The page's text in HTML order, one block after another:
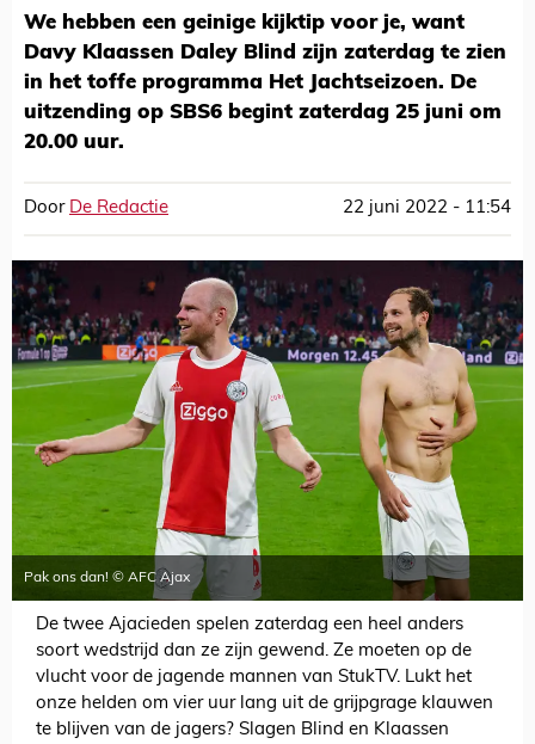
We hebben een geinige kijktip voor je, want
Davy Klaassen Daley Blind zijn zaterdag te zien
in het toffe programma Het Jachtseizoen. De
uitzending op SBS6 begint zaterdag 25 juni om
20.00 uur.
Door De Redactie 22 juni 2022 - 11:54
Pak ons dan! © AFC Ajax
De twee Ajacieden spelen zaterdag een heel anders
soort wedstrijd dan ze zijn gewend. Ze moeten op de
vlucht voor de jagende mannen van StukTV. Lukt het
onze helden om vier uur lang uit de grijpgrage klauwen
te blijven van de jagers? Slagen Blind en Klaassen